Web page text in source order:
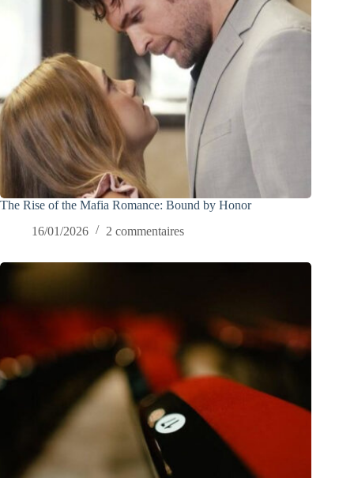
The Rise of the Mafia Romance: Bound by Honor
16/01/2026
2 commentaires